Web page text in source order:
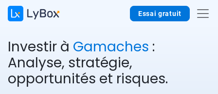
Essai gratuit
Investir à Gamaches :
Analyse, stratégie,
opportunités et risques.